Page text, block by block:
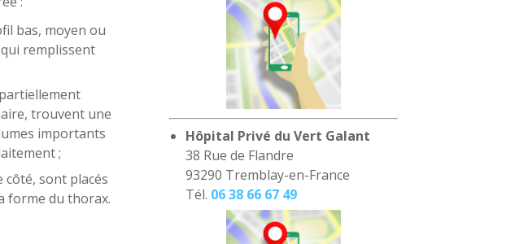
bas, moyen ou
remplissent
trouvent une
importants
;
sont placés
forme du thorax.
Hôpital Privé du Vert Galant
38 Rue de Flandre
93290 Tremblay-en-France
Tél. 06 38 66 67 49